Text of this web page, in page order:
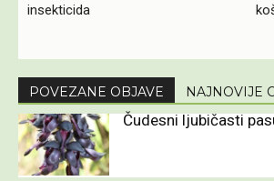
insekticida
POVEZANE OBJAVE NAJNOVIJE
Čudesni ljubičasti